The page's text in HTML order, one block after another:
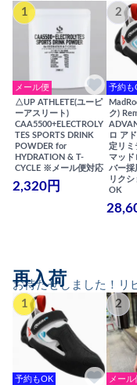
1
メール便
△UP ATHLETE(ユーピ
ーアスリート)
CAA5500+ELECTROLY
TES SPORTS DRINK
POWDER for
HYDRATION & T-
CYCLE ※メール便対応
2,320円
2
予約も
ク)
ロ ア
定リ
マッド
バー
リク
OK
お待たせしました！リ
再入荷
1
予約もOK
2
メール